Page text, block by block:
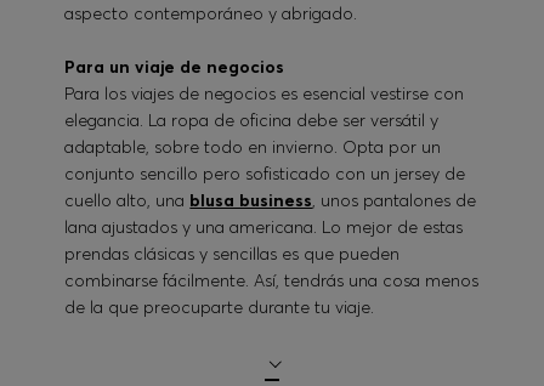
aspecto contemporáneo y abrigado.
Para un viaje de negocios
Para los viajes de negocios es esencial vestirse con
elegancia. La ropa de oficina debe ser versátil y
adaptable, sobre todo en invierno. Opta por un
conjunto sencillo pero sofisticado con un jersey de
cuello alto, una blusa business, unos pantalones de
lana ajustados y una americana. Lo mejor de estas
prendas clásicas y sencillas es que pueden
combinarse fácilmente. Así, tendrás una cosa menos
de la que preocuparte durante tu viaje.